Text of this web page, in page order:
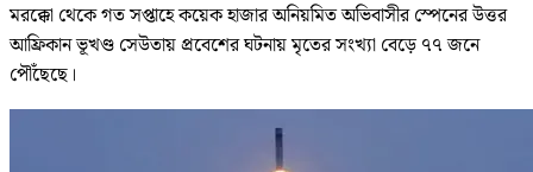
মরক্কো থেকে গত সপ্তাহে কয়েক হাজার অনিয়মিত অভিবাসীর স্পেনের উত্তর
আফ্রিকান ভূখণ্ড সেউতায় প্রবেশের ঘটনায় মৃতের সংখ্যা বেড়ে ৭৭ জনে
পৌঁছেছে।